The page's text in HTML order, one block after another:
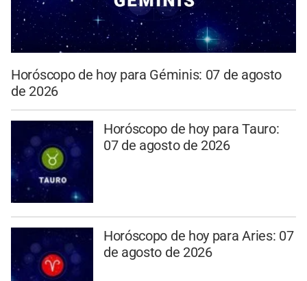
Horóscopo de hoy para Géminis: 07 de agosto
de 2026
Horóscopo de hoy para Tauro:
07 de agosto de 2026
Horóscopo de hoy para Aries: 07
de agosto de 2026